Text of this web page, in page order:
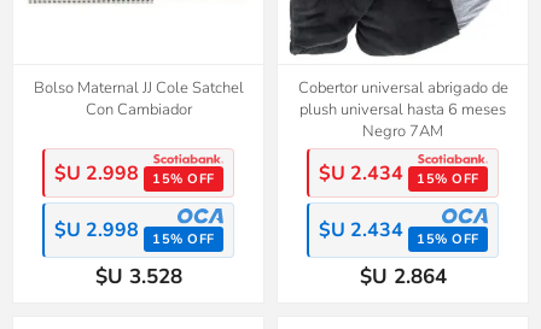
Bolso Maternal JJ Cole Satchel
Con Cambiador
$U 2.998 15% OFF
$U 2.998 15% OFF
$U 3.528
Cobertor universal abrigado de
plush universal hasta 6 meses
Negro 7AM
$U 2.434 15% OFF
$U 2.434 15% OFF
$U 2.864